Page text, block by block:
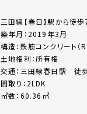
三田線【春日】駅から徒
築年月：2019年3月
構造：鉄筋コンクリート
土地権利：所有権
交通：三田線春日駅 徒
間取り：2LDK
㎡数：60.36㎡